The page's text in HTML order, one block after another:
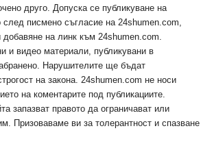
друго. Допуска се публикуване на
след писмено съгласие на 24shumen.com,
добавяне на линк към 24shumen.com.
и видео материали, публикувани в
Нарушителите ще бъдат
на закона. 24shumen.com не носи
на коментарите под публикациите.
запазват правото да ограничават или
Призоваваме ви за толерантност и спазване